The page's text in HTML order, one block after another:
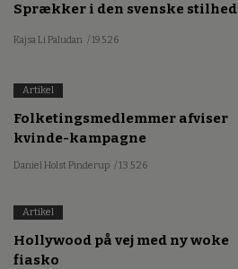
Sprækker i den svenske stilhed
Kajsa Li Paludan / 19.5.26
Artikel
Folketingsmedlemmer afviser
kvinde-kampagne
Daniel Holst Pinderup / 13.5.26
Artikel
Hollywood på vej med ny woke
fiasko